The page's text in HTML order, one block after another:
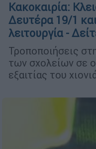
Κακοκαιρία:
Δευτέρα 19/1
λειτουργία -
Τροποποιήσεις
των σχολείων σε
εξαιτίας του